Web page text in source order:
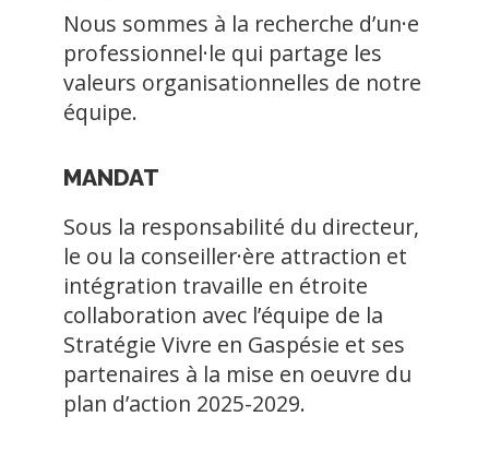
Nous sommes à la recherche d’un·e
professionnel·le qui partage les
valeurs organisationnelles de notre
équipe.
MANDAT
Sous la responsabilité du directeur,
le ou la conseiller·ère attraction et
intégration travaille en étroite
collaboration avec l’équipe de la
Stratégie Vivre en Gaspésie et ses
partenaires à la mise en oeuvre du
plan d’action 2025-2029.